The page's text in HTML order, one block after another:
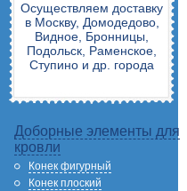
Осуществляем доставку
в Москву, Домодедово,
Видное, Бронницы,
Подольск, Раменское,
Ступино и др. города
Доборные элементы для
кровли
Конек фигурный
Конек плоский